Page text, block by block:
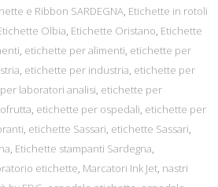
e Ribbon SARDEGNA, Etichette in rotoli
Olbia, Etichette Oristano, Etichette
, etichette per alimenti, etichette per
, etichette per industria, etichette per
laboratori analisi, etichette per
, etichette per ospedali, etichette per
, etichette Sassari, etichette Sassari,
, Etichette stampanti Sardegna,
etichette, Marcatori Ink Jet, nastri